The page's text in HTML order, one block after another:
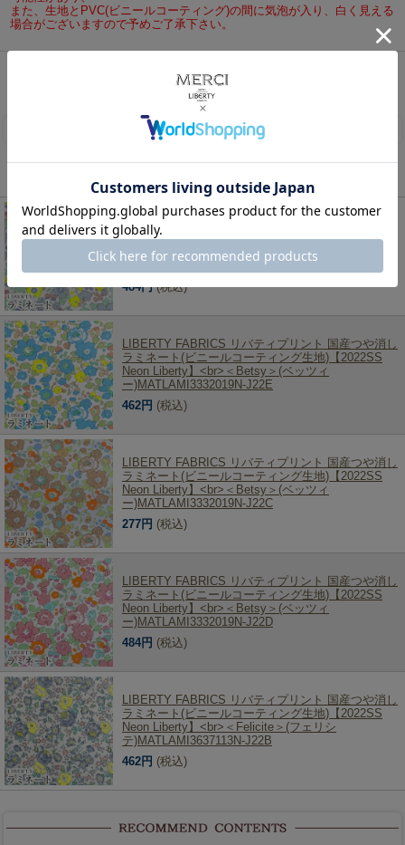
また、生地とPVC(ビニールコーティング)の間に気泡が入り、白く見える
場合がございますので予めご了承下さい。
> LIBERTY FABRICS リバティプリント 国産つや消しラミネート(ビ
ニールコーティング生地)【2022SS Neon Liberty】＜Felicite＞(フェリシ
この商品を見た人は、こちらの商品もチェックしています！
LIBERTY FABRICS リバティプリント 国産つや消し
ラミネート(ビニールコーティング生地)【2022SS
Neon Liberty】<br>＜Betsy＞(ベッツィ
ー)MATLAMI3332019N-J22F
484円 (税込)
LIBERTY FABRICS リバティプリント 国産つや消し
ラミネート(ビニールコーティング生地)【2022SS
Neon Liberty】<br>＜Betsy＞(ベッツィ
ー)MATLAMI3332019N-J22E
462円 (税込)
LIBERTY FABRICS リバティプリント 国産つや消し
ラミネート(ビニールコーティング生地)【2022SS
Neon Liberty】<br>＜Betsy＞(ベッツィ
ー)MATLAMI3332019N-J22C
277円 (税込)
LIBERTY FABRICS リバティプリント 国産つや消し
ラミネート(ビニールコーティング生地)【2022SS
Neon Liberty】<br>＜Betsy＞(ベッツィ
ー)MATLAMI3332019N-J22D
484円 (税込)
LIBERTY FABRICS リバティプリント 国産つや消し
ラミネート(ビニールコーティング生地)【2022SS
Neon Liberty】<br>＜Felicite＞(フェリシ
テ)MATLAMI3637113N-J22B
462円 (税込)